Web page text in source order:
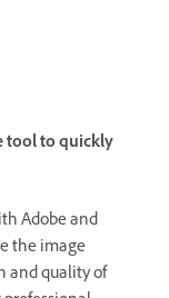
tool to quickly
Adobe and
the image
and quality of